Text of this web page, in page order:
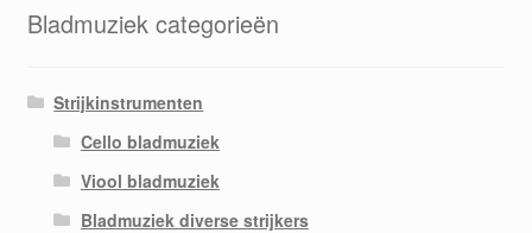
Bladmuziek categorieën
Strijkinstrumenten
Cello bladmuziek
Viool bladmuziek
Bladmuziek diverse strijkers